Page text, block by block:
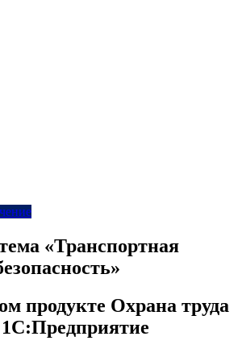
«Транспортная
продукте Охрана труда